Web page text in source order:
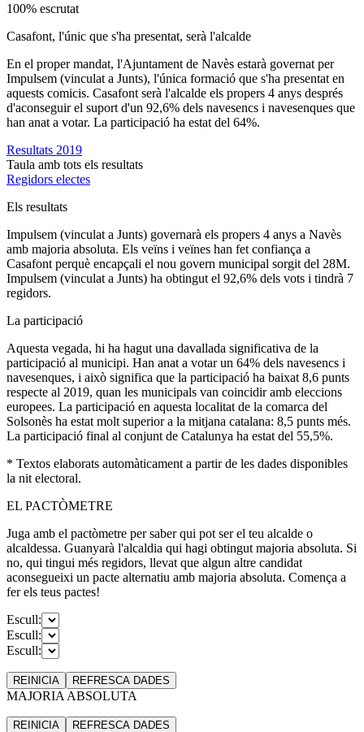
100% escrutat
Casafont, l'únic que s'ha presentat, serà l'alcalde
En el proper mandat, l'Ajuntament de Navès estarà governat per
Impulsem (vinculat a Junts), l'única formació que s'ha presentat en
aquests comicis. Casafont serà l'alcalde els propers 4 anys després
d'aconseguir el suport d'un 92,6% dels navesencs i navesenques que
han anat a votar. La participació ha estat del 64%.
Resultats 2019
Taula amb tots els resultats
Regidors electes
Els resultats
Impulsem (vinculat a Junts) governarà els propers 4 anys a Navès
amb majoria absoluta. Els veïns i veïnes han fet confiança a
Casafont perquè encapçali el nou govern municipal sorgit del 28M.
Impulsem (vinculat a Junts) ha obtingut el 92,6% dels vots i tindrà 7
regidors.
La participació
Aquesta vegada, hi ha hagut una davallada significativa de la
participació al municipi. Han anat a votar un 64% dels navesencs i
navesenques, i això significa que la participació ha baixat 8,6 punts
respecte al 2019, quan les municipals van coincidir amb eleccions
europees. La participació en aquesta localitat de la comarca del
Solsonès ha estat molt superior a la mitjana catalana: 8,5 punts més.
La participació final al conjunt de Catalunya ha estat del 55,5%.
* Textos elaborats automàticament a partir de les dades disponibles
la nit electoral.
EL PACTÒMETRE
Juga amb el pactòmetre per saber qui pot ser el teu alcalde o
alcaldessa. Guanyarà l'alcaldia qui hagi obtingut majoria absoluta. Si
no, qui tingui més regidors, llevat que algun altre candidat
aconsegueixi un pacte alternatiu amb majoria absoluta. Comença a
fer els teus pactes!
Escull:
Escull:
Escull:
REINICIA REFRESCA DADES
MAJORIA ABSOLUTA
REINICIA REFRESCA DADES